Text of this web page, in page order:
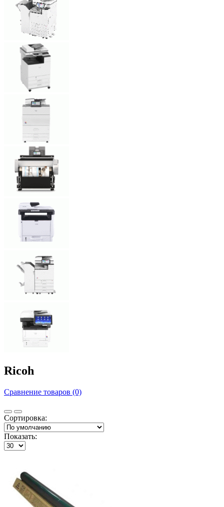
Ricoh
Сравнение товаров (0)
Сортировка:
Показать: